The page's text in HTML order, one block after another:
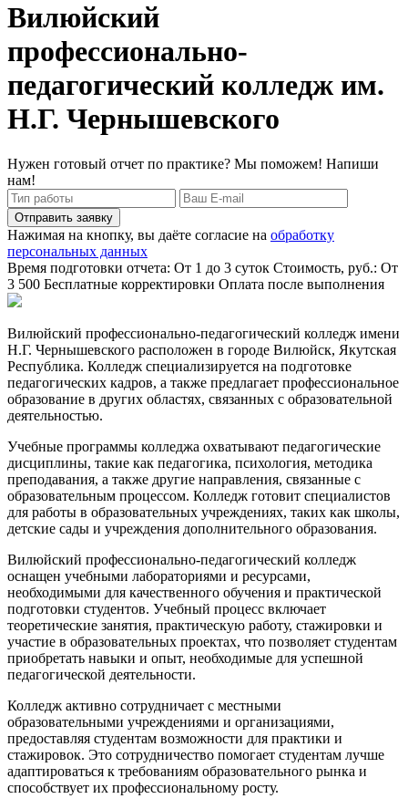
Вилюйский
профессионально-
педагогический колледж им.
Н.Г. Чернышевского
Нужен готовый отчет по практике? Мы поможем! Напиши
нам!
Отправить заявку
Нажимая на кнопку, вы даёте согласие на обработку
персональных данных
Время подготовки отчета: От 1 до 3 суток Стоимость, руб.: От
3 500 Бесплатные корректировки Оплата после выполнения
Вилюйский профессионально-педагогический колледж имени
Н.Г. Чернышевского расположен в городе Вилюйск, Якутская
Республика. Колледж специализируется на подготовке
педагогических кадров, а также предлагает профессиональное
образование в других областях, связанных с образовательной
деятельностью.
Учебные программы колледжа охватывают педагогические
дисциплины, такие как педагогика, психология, методика
преподавания, а также другие направления, связанные с
образовательным процессом. Колледж готовит специалистов
для работы в образовательных учреждениях, таких как школы,
детские сады и учреждения дополнительного образования.
Вилюйский профессионально-педагогический колледж
оснащен учебными лабораториями и ресурсами,
необходимыми для качественного обучения и практической
подготовки студентов. Учебный процесс включает
теоретические занятия, практическую работу, стажировки и
участие в образовательных проектах, что позволяет студентам
приобретать навыки и опыт, необходимые для успешной
педагогической деятельности.
Колледж активно сотрудничает с местными
образовательными учреждениями и организациями,
предоставляя студентам возможности для практики и
стажировок. Это сотрудничество помогает студентам лучше
адаптироваться к требованиям образовательного рынка и
способствует их профессиональному росту.